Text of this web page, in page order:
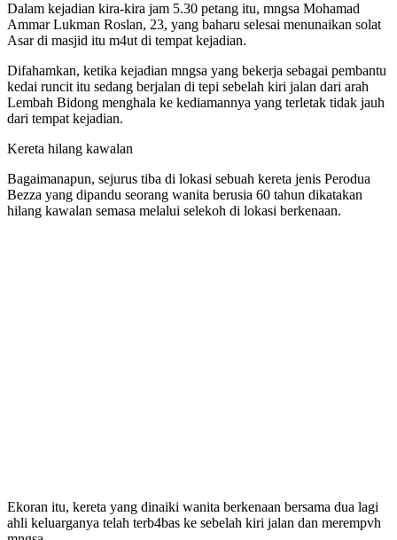
Dalam kejadian kira-kira jam 5.30 petang itu, mngsa Mohamad
Ammar Lukman Roslan, 23, yang baharu selesai menunaikan solat
Asar di masjid itu m4ut di tempat kejadian.
Difahamkan, ketika kejadian mngsa yang bekerja sebagai pembantu
kedai runcit itu sedang berjalan di tepi sebelah kiri jalan dari arah
Lembah Bidong menghala ke kediamannya yang terletak tidak jauh
dari tempat kejadian.
Kereta hilang kawalan
Bagaimanapun, sejurus tiba di lokasi sebuah kereta jenis Perodua
Bezza yang dipandu seorang wanita berusia 60 tahun dikatakan
hilang kawalan semasa melalui selekoh di lokasi berkenaan.
Ekoran itu, kereta yang dinaiki wanita berkenaan bersama dua lagi
ahli keluarganya telah terb4bas ke sebelah kiri jalan dan merempvh